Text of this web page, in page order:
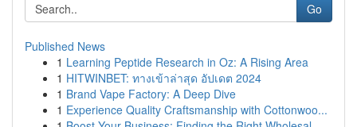
Go
Published News
1 Learning Peptide Research in Oz: A Rising Area
1 HITWINBET: ทางเข้าล่าสุด อัปเดต 2024
1 Brand Vape Factory: A Deep Dive
1 Experience Quality Craftsmanship with Cottonwoo...